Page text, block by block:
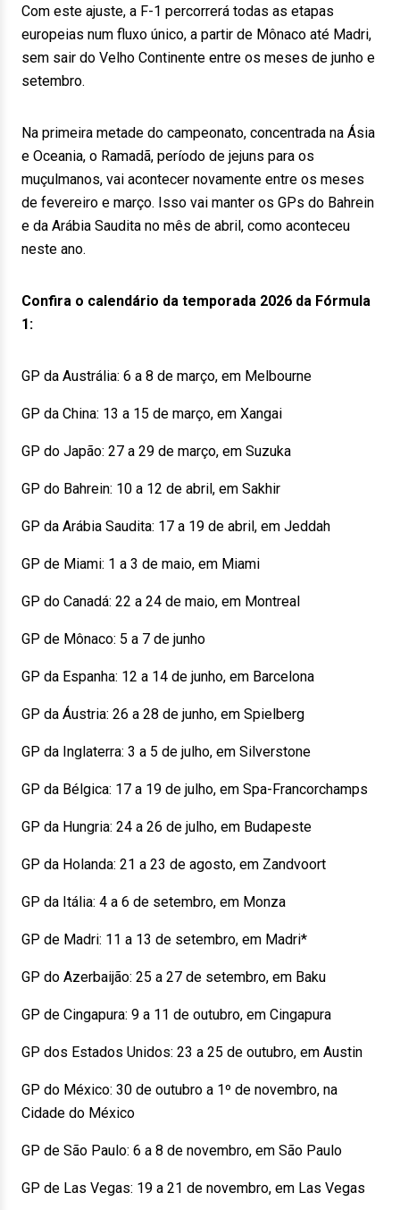
Com este ajuste, a F-1 percorrerá todas as etapas
europeias num fluxo único, a partir de Mônaco até Madri,
sem sair do Velho Continente entre os meses de junho e
setembro.
Na primeira metade do campeonato, concentrada na Ásia
e Oceania, o Ramadã, período de jejuns para os
muçulmanos, vai acontecer novamente entre os meses
de fevereiro e março. Isso vai manter os GPs do Bahrein
e da Arábia Saudita no mês de abril, como aconteceu
neste ano.
Confira o calendário da temporada 2026 da Fórmula
1:
GP da Austrália: 6 a 8 de março, em Melbourne
GP da China: 13 a 15 de março, em Xangai
GP do Japão: 27 a 29 de março, em Suzuka
GP do Bahrein: 10 a 12 de abril, em Sakhir
GP da Arábia Saudita: 17 a 19 de abril, em Jeddah
GP de Miami: 1 a 3 de maio, em Miami
GP do Canadá: 22 a 24 de maio, em Montreal
GP de Mônaco: 5 a 7 de junho
GP da Espanha: 12 a 14 de junho, em Barcelona
GP da Áustria: 26 a 28 de junho, em Spielberg
GP da Inglaterra: 3 a 5 de julho, em Silverstone
GP da Bélgica: 17 a 19 de julho, em Spa-Francorchamps
GP da Hungria: 24 a 26 de julho, em Budapeste
GP da Holanda: 21 a 23 de agosto, em Zandvoort
GP da Itália: 4 a 6 de setembro, em Monza
GP de Madri: 11 a 13 de setembro, em Madri*
GP do Azerbaijão: 25 a 27 de setembro, em Baku
GP de Cingapura: 9 a 11 de outubro, em Cingapura
GP dos Estados Unidos: 23 a 25 de outubro, em Austin
GP do México: 30 de outubro a 1º de novembro, na
Cidade do México
GP de São Paulo: 6 a 8 de novembro, em São Paulo
GP de Las Vegas: 19 a 21 de novembro, em Las Vegas